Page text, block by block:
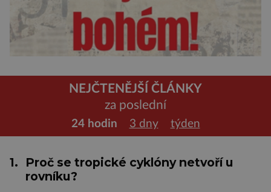
NEJČTENĚJŠÍ ČLÁNKY
za poslední
24 hodin 3 dny týden
1.
Proč se tropické cyklóny netvoří u
rovníku?